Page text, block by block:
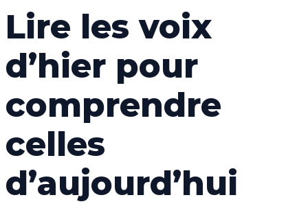
Lire les voix
d’hier pour
comprendre
celles
d’aujourd’hui